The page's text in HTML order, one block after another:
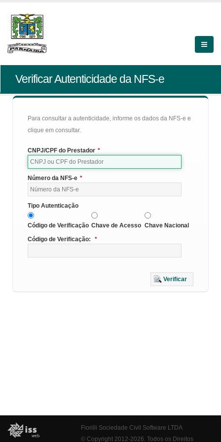
Verificar Autenticidade da NFS-e
Para consultar a autenticidade, informe os dados da NFS-e e
clique em consultar.
CNPJ/CPF do Prestador *
Número da NFS-e *
Tipo Autenticação
Código de Verificação Chave de Acesso Chave Nacional
Código de Verificação:
*
Verificar
Fiorilli Sociedade Civil Software LTDA
© Copyright 2012-2026. Todos os Direitos